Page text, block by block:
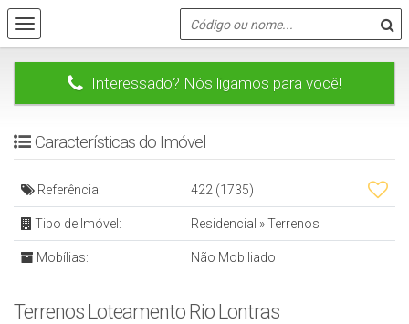
Interessado? Nós ligamos para você!
Características do Imóvel
Referência: 422 (1735)
Tipo de Imóvel: Residencial »Terrenos
Mobílias: Não Mobiliado
Terrenos Loteamento Rio Lontras